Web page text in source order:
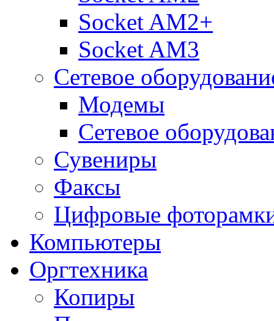
Socket AM2+
Socket AM3
Сетевое
Модемы
Сетевое
Сувениры
Факсы
Цифровые
Компьютеры
Оргтехника
Копиры